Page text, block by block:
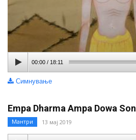
00:00 / 18:11
Симнување
Empa Dharma Ampa Dowa Son
Мантри 13 мај 2019